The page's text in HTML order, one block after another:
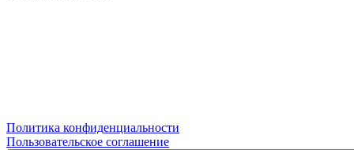
Политика конфиденциальности
Пользовательское соглашение